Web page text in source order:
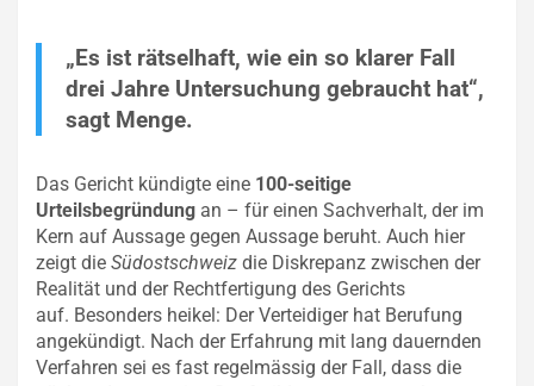
„Es ist rätselhaft, wie ein so klarer Fall
drei Jahre Untersuchung gebraucht hat“,
sagt Menge.
Das Gericht kündigte eine 100-seitige
Urteilsbegründung an – für einen Sachverhalt, der im
Kern auf Aussage gegen Aussage beruht. Auch hier
zeigt die Südostschweiz die Diskrepanz zwischen der
Realität und der Rechtfertigung des Gerichts
auf. Besonders heikel: Der Verteidiger hat Berufung
angekündigt. Nach der Erfahrung mit lang dauernden
Verfahren sei es fast regelmässig der Fall, dass die